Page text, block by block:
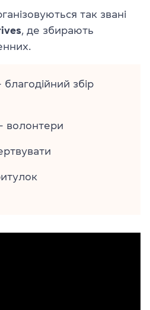
так звані
, де збирають
збір
волонтери